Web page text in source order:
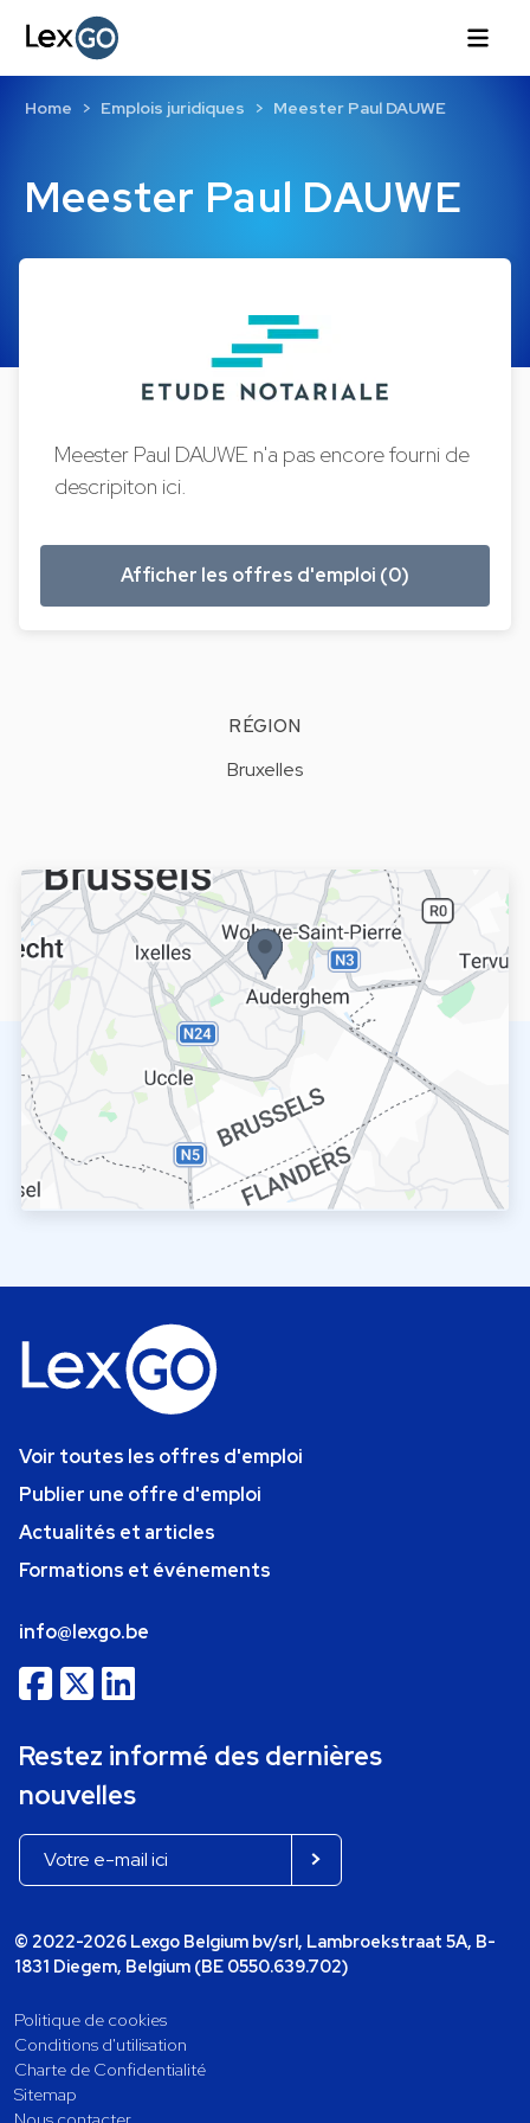
Meester Paul DAUWE
Home Emplois juridiques Meester Paul DAUWE
Meester Paul DAUWE n'a pas encore fourni de
descripiton ici.
Afficher les offres d'emploi (0)
RÉGION
Bruxelles
Voir toutes les offres d'emploi
Publier une offre d'emploi
Actualités et articles
Formations et événements
info@lexgo.be
Restez informé des dernières
nouvelles
© 2022-2026 Lexgo Belgium bv/srl, Lambroekstraat 5A, B-
1831 Diegem, Belgium (BE 0550.639.702)
Politique de cookies
Conditions d'utilisation
Charte de Confidentialité
Sitemap